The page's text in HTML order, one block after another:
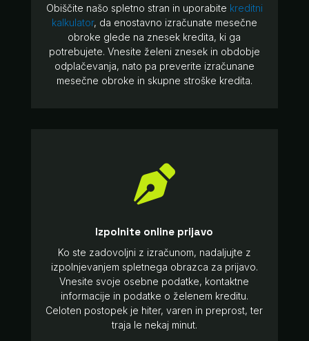
Obiščite našo spletno stran in uporabite kreditni
kalkulator, da enostavno izračunate mesečne
obroke glede na znesek kredita, ki ga
potrebujete. Vnesite želeni znesek in obdobje
odplačevanja, nato pa preverite izračunane
mesečne obroke in skupne stroške kredita.

Izpolnite online prijavo
Ko ste zadovoljni z izračunom, nadaljujte z
izpolnjevanjem spletnega obrazca za prijavo.
Vnesite svoje osebne podatke, kontaktne
informacije in podatke o želenem kreditu.
Celoten postopek je hiter, varen in preprost, ter
traja le nekaj minut.